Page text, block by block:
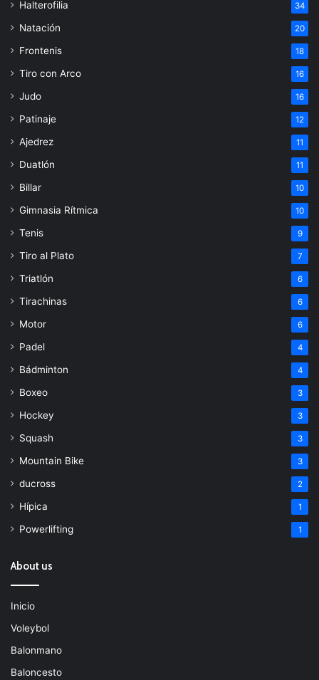
Halterofilia 34
Natación 20
Frontenis 18
Tiro con Arco 16
Judo 16
Patinaje 12
Ajedrez 11
Duatlón 11
Billar 10
Gimnasia Rítmica 10
Tenis 9
Tiro al Plato 7
Triatlón 6
Tirachinas 6
Motor 6
Padel 4
Bádminton 4
Boxeo 3
Hockey 3
Squash 3
Mountain Bike 3
ducross 2
Hípica 1
Powerlifting 1
About us
Inicio
Voleybol
Balonmano
Baloncesto